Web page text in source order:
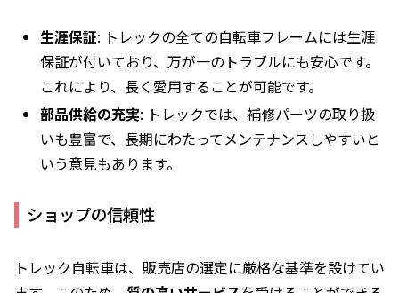
生涯保証: トレックの全ての自転車フレームには生涯
保証が付いており、万が一のトラブルにも安心です。
これにより、長く愛用することが可能です。
部品供給の充実: トレックでは、補修パーツの取り扱
いも豊富で、長期にわたってメンテナンスしやすいと
いう意見もあります。
ショップの信頼性
トレック自転車は、販売店の選定に厳格な基準を設けてい